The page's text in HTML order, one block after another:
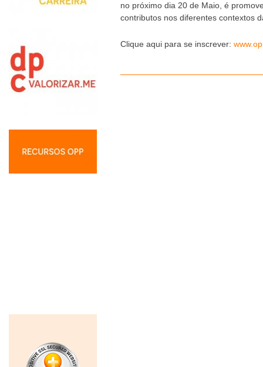
no próximo dia 20 de Maio, é
contributos nos diferentes contextos
Clique aqui para se inscrever: